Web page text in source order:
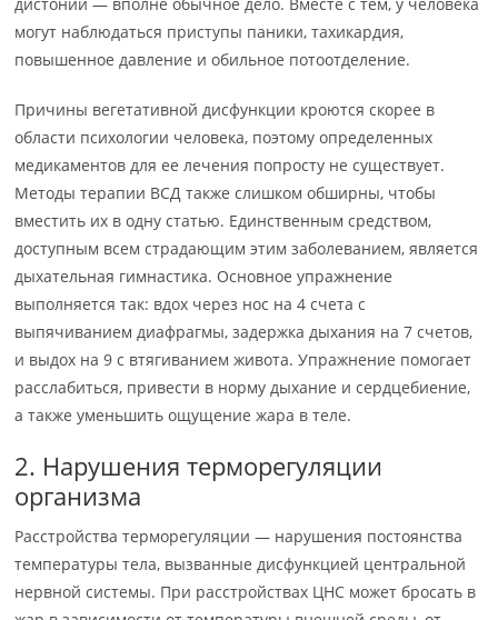
могут наблюдаться приступы паники, тахикардия,
повышенное давление и обильное потоотделение.
Причины вегетативной дисфункции кроются скорее в
области психологии человека, поэтому определенных
медикаментов для ее лечения попросту не существует.
Методы терапии ВСД также слишком обширны, чтобы
вместить их в одну статью. Единственным средством,
доступным всем страдающим этим заболеванием, является
дыхательная гимнастика. Основное упражнение
выполняется так: вдох через нос на 4 счета с
выпячиванием диафрагмы, задержка дыхания на 7 счетов,
и выдох на 9 с втягиванием живота. Упражнение помогает
расслабиться, привести в норму дыхание и сердцебиение,
а также уменьшить ощущение жара в теле.
2. Нарушения терморегуляции
организма
Расстройства терморегуляции — нарушения постоянства
температуры тела, вызванные дисфункцией центральной
нервной системы. При расстройствах ЦНС может бросать в